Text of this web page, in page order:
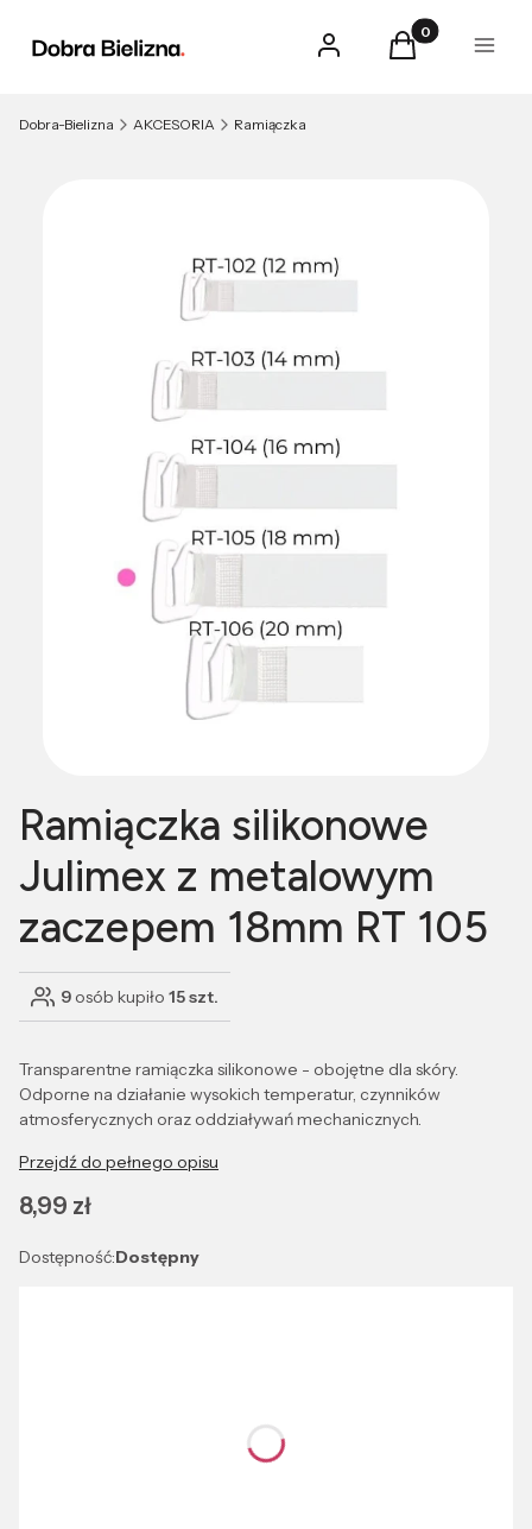
Zaloguj sięProdukty w
Koszyk Menu
Dobra-Bielizna AKCESORIA Ramiączka
Ramiączka silikonowe
Julimex z metalowym
zaczepem 18mm RT 105
9 osób kupiło 15 szt.
Transparentne ramiączka silikonowe - obojętne dla skóry.
Odporne na działanie wysokich temperatur, czynników
atmosferycznych oraz oddziaływań mechanicznych.
Przejdź do pełnego opisu
Cena
8,99 zł
Dostępność:Dostępny
TRANSPARENTNY-BIAŁY ZACZEP